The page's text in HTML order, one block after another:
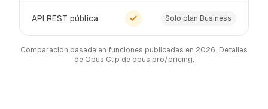
API REST pública Solo plan Business
Comparación basada en funciones publicadas en 2026. Detalles
de Opus Clip de opus.pro/pricing.